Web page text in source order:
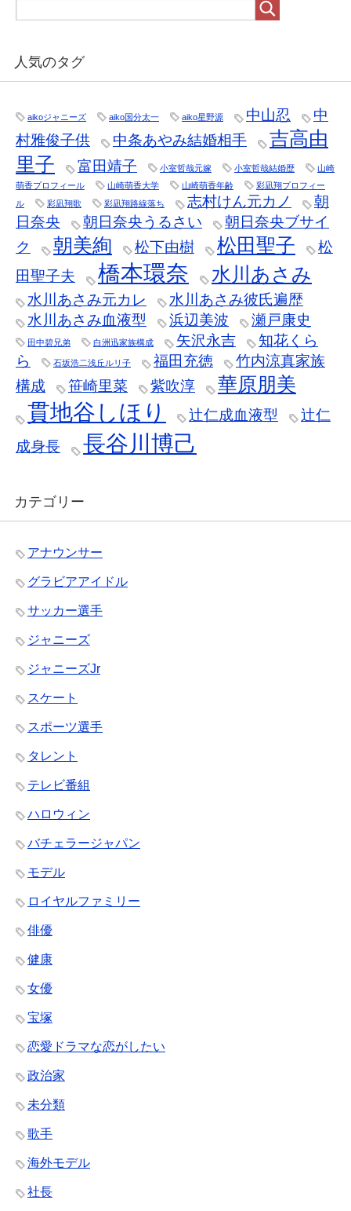
人気のタグ
aikoジャニーズ aiko国分太一 aiko星野源 中山忍
中
村雅俊子供
中条あやみ結婚相手
吉高由
里子
富田靖子 小室哲哉元嫁 小室哲哉結婚歴
山崎
萌香プロフィール
山崎萌香大学 山崎萌香年齢
彩凪翔プロフィー
ル
彩凪翔歌 彩凪翔路線落ち 志村けん元カノ
朝
日奈央
朝日奈央うるさい
朝日奈央ブサイ
ク
朝美絢 松下由樹 松田聖子
松
田聖子夫
橋本環奈 水川あさみ
水川あさみ元カレ
水川あさみ彼氏遍歴
水川あさみ血液型
浜辺美波 瀬戸康史
田中碧兄弟 白洲迅家族構成 矢沢永吉
知花くら
ら
石坂浩二浅丘ルリ子 福田充徳
竹内涼真家族
構成
笹崎里菜 紫吹淳 華原朋美
貫地谷しほり 辻仁成血液型
辻仁
成身長
長谷川博己
カテゴリー
アナウンサー
グラビアアイドル
サッカー選手
ジャニーズ
ジャニーズJr
スケート
スポーツ選手
タレント
テレビ番組
ハロウィン
バチェラージャパン
モデル
ロイヤルファミリー
俳優
健康
女優
宝塚
恋愛ドラマな恋がしたい
政治家
未分類
歌手
海外モデル
社長